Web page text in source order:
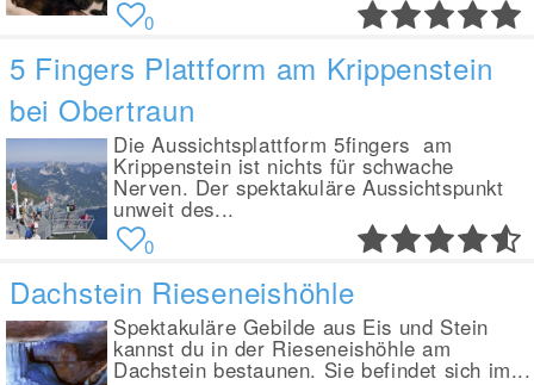
0
5 Fingers Plattform am Krippenstein
bei Obertraun
Die Aussichtsplattform 5fingers am
Krippenstein ist nichts für schwache
Nerven. Der spektakuläre Aussichtspunkt
unweit des...
0
Dachstein Rieseneishöhle
Spektakuläre Gebilde aus Eis und Stein
kannst du in der Rieseneishöhle am
Dachstein bestaunen. Sie befindet sich im...